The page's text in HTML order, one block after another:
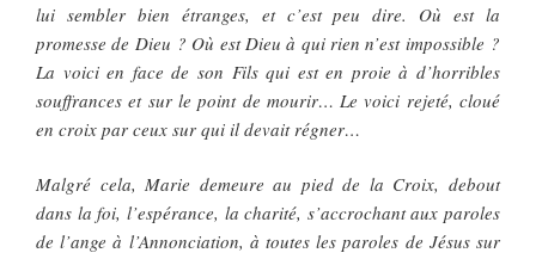
lui sembler bien étranges, et c’est peu dire. Où est la
promesse de Dieu ? Où est Dieu à qui rien n’est impossible ?
La voici en face de son Fils qui est en proie à d’horribles
souffrances et sur le point de mourir… Le voici rejeté, cloué
en croix par ceux sur qui il devait régner…
Malgré cela, Marie demeure au pied de la Croix, debout
dans la foi, l’espérance, la charité, s’accrochant aux paroles
de l’ange à l’Annonciation, à toutes les paroles de Jésus sur